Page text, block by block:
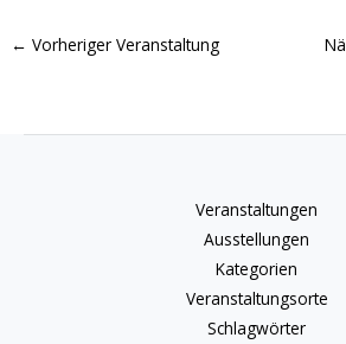
← Vorheriger Veranstaltung
Veranstaltungen
Ausstellungen
Kategorien
Veranstaltungsorte
Schlagwörter